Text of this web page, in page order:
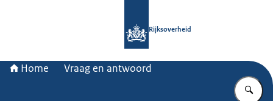
Rijksoverheid
Home Vraag en antwoord